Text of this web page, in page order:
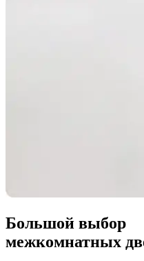
Большой выбор
межкомнатных